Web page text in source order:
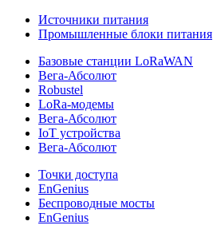
Источники питания
Промышленные блоки питания
Базовые станции LoRaWAN
Вега-Абсолют
Robustel
LoRa-модемы
Вега-Абсолют
IoT устройства
Вега-Абсолют
Точки доступа
EnGenius
Беспроводные мосты
EnGenius